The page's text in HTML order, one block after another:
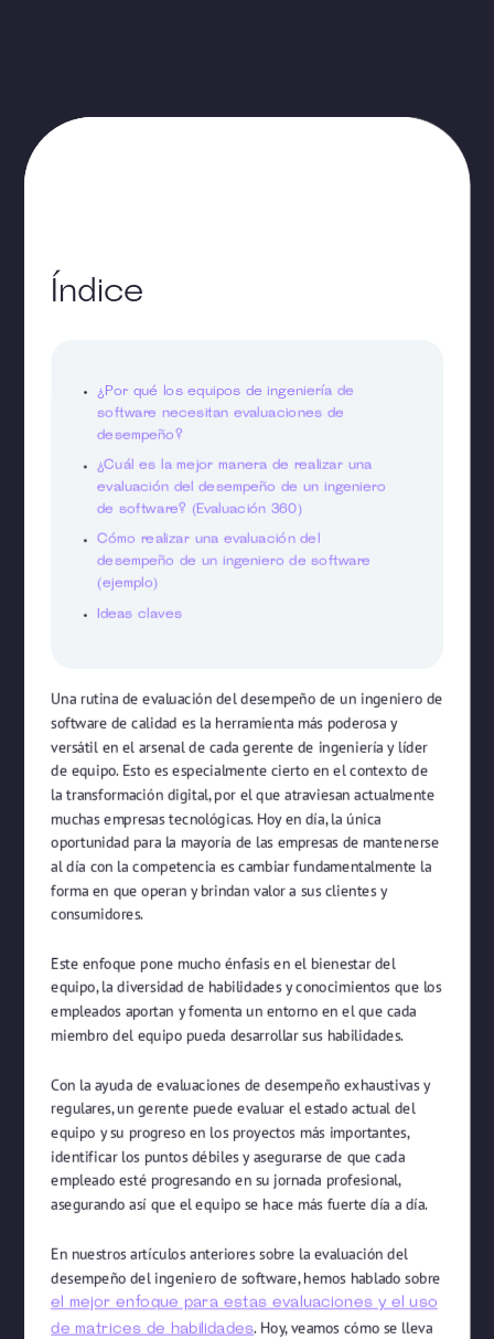
Índice
¿Por qué los equipos de ingeniería de
software necesitan evaluaciones de
desempeño?
¿Cuál es la mejor manera de realizar una
evaluación del desempeño de un ingeniero
de software? (Evaluación 360)
Cómo realizar una evaluación del
desempeño de un ingeniero de software
(ejemplo)
Ideas claves
Una rutina de evaluación del desempeño de un ingeniero de
software de calidad es la herramienta más poderosa y
versátil en el arsenal de cada gerente de ingeniería y líder
de equipo. Esto es especialmente cierto en el contexto de
la transformación digital, por el que atraviesan actualmente
muchas empresas tecnológicas. Hoy en día, la única
oportunidad para la mayoría de las empresas de mantenerse
al día con la competencia es cambiar fundamentalmente la
forma en que operan y brindan valor a sus clientes y
consumidores.
Este enfoque pone mucho énfasis en el bienestar del
equipo, la diversidad de habilidades y conocimientos que los
empleados aportan y fomenta un entorno en el que cada
miembro del equipo pueda desarrollar sus habilidades.
Con la ayuda de evaluaciones de desempeño exhaustivas y
regulares, un gerente puede evaluar el estado actual del
equipo y su progreso en los proyectos más importantes,
identificar los puntos débiles y asegurarse de que cada
empleado esté progresando en su jornada profesional,
asegurando así que el equipo se hace más fuerte día a día.
En nuestros artículos anteriores sobre la evaluación del
desempeño del ingeniero de software, hemos hablado sobre
el mejor enfoque para estas evaluaciones y el uso
de matrices de habilidades. Hoy, veamos cómo se lleva